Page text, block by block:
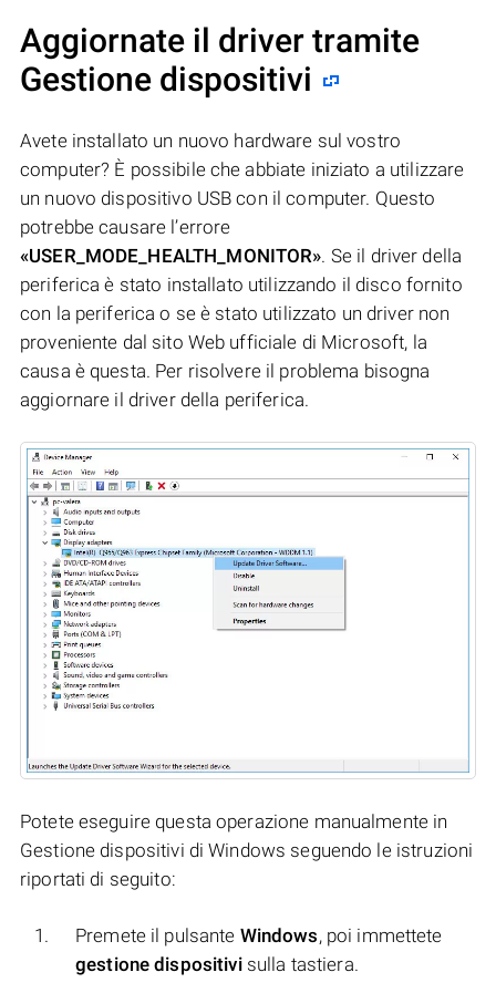
Aggiornate il driver tramite
Gestione dispositivi
Avete installato un nuovo hardware sul vostro
computer? È possibile che abbiate iniziato a utilizzare
un nuovo dispositivo USB con il computer. Questo
potrebbe causare l’errore
«USER_MODE_HEALTH_MONITOR». Se il driver della
periferica è stato installato utilizzando il disco fornito
con la periferica o se è stato utilizzato un driver non
proveniente dal sito Web ufficiale di Microsoft, la
causa è questa. Per risolvere il problema bisogna
aggiornare il driver della periferica.
Potete eseguire questa operazione manualmente in
Gestione dispositivi di Windows seguendo le istruzioni
riportati di seguito:
Premete il pulsante Windows, poi immettete
gestione dispositivisulla tastiera.